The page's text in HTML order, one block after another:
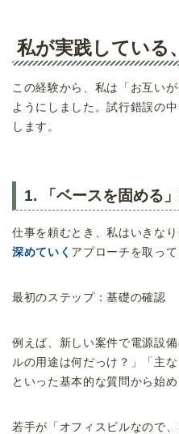
私が実践している
この経験から、私は「お互い
ようにしました。試行錯誤の
します。
1. 「ベースを固める
仕事を頼むとき、私はいきなり
深めていく アプローチを取って
最初のステップ：基礎の確認
例えば、新しい案件で電源設
ルの用途は何だっけ？」「主
といった基本的な質問から始め
若手が「オフィスビルなので